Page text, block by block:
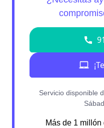
Más de 1